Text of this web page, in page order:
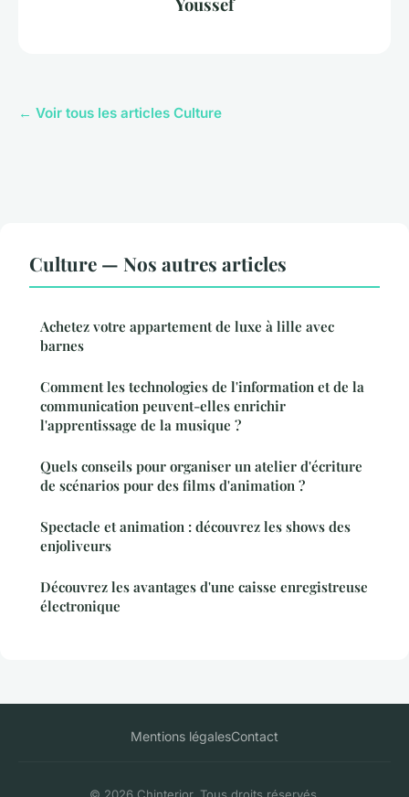
← Voir tous les articles Culture
Culture — Nos autres articles
Achetez votre appartement de luxe à lille avec
barnes
Comment les technologies de l'information et de la
communication peuvent-elles enrichir
l'apprentissage de la musique ?
Quels conseils pour organiser un atelier d'écriture
de scénarios pour des films d'animation ?
Spectacle et animation : découvrez les shows des
enjoliveurs
Découvrez les avantages d'une caisse enregistreuse
électronique
Mentions légalesContact
© 2026 Chinterior. Tous droits réservés.